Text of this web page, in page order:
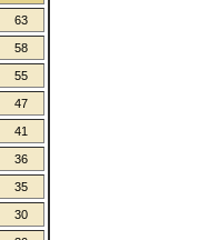
63
58
55
47
41
36
35
30